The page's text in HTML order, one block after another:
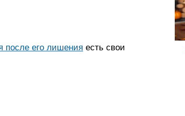
после его лишения есть свои